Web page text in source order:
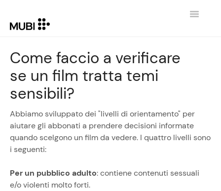
Toggle
TORNA SU MUBI.COM
Come faccio a verificare
se un film tratta temi
sensibili?
Abbiamo sviluppato dei "livelli di orientamento" per
aiutare gli abbonati a prendere decisioni informate
quando scelgono un film da vedere. I quattro livelli sono
i seguenti:
Per un pubblico adulto: contiene contenuti sessuali
e/o violenti molto forti.